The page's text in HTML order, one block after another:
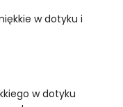
w dotyku i
w dotyku